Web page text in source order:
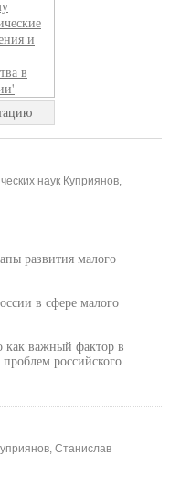
наук Куприянов,
развития малого
в сфере малого
как важный фактор в
российского
Станислав